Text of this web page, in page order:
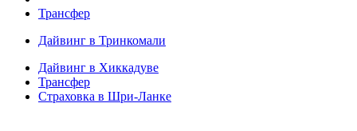
Трансфер
Дайвинг в Тринкомали
Дайвинг в Хиккадуве
Трансфер
Страховка в Шри-Ланке